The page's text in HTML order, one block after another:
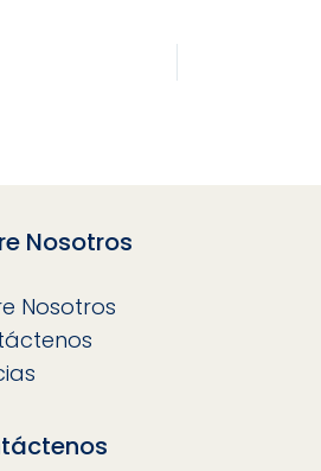
Nosotros
Nosotros